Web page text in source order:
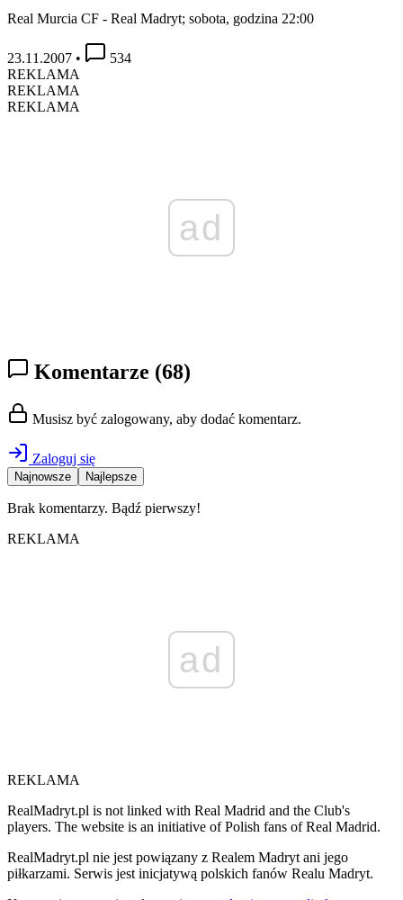
Real Murcia CF - Real Madryt; sobota, godzina 22:00
23.11.2007 •
534
REKLAMA
REKLAMA
REKLAMA
ad
Komentarze (68)
Musisz być zalogowany, aby dodać komentarz.
Zaloguj się
Najnowsze Najlepsze
Brak komentarzy. Bądź pierwszy!
REKLAMA
ad
REKLAMA
RealMadryt.pl is not linked with Real Madrid and the Club's
players. The website is an initiative of Polish fans of Real Madrid.
RealMadryt.pl nie jest powiązany z Realem Madryt ani jego
piłkarzami. Serwis jest inicjatywą polskich fanów Realu Madryt.